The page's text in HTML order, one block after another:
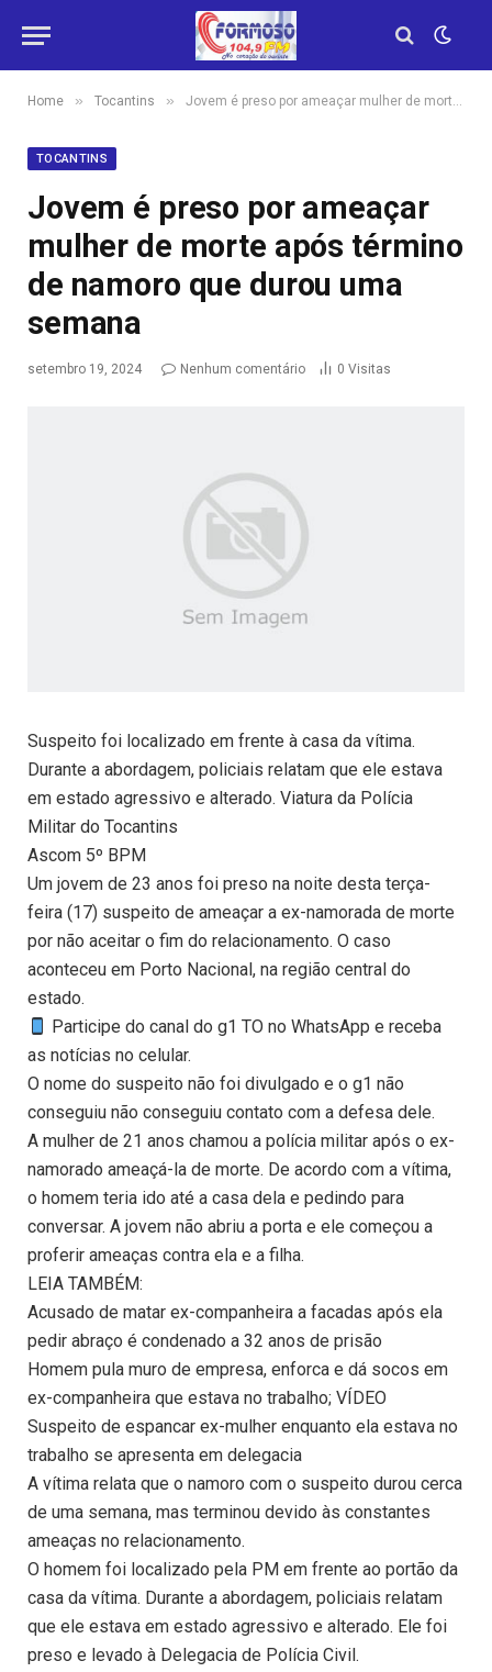
Home » Tocantins » Jovem é preso por ameaçar mulher de morte após término de namoro que durou uma semana
TOCANTINS
Jovem é preso por ameaçar
mulher de morte após término
de namoro que durou uma
semana
setembro 19, 2024 Nenhum comentário 0 Visitas
Suspeito foi localizado em frente à casa da vítima.
Durante a abordagem, policiais relatam que ele estava
em estado agressivo e alterado. Viatura da Polícia
Militar do Tocantins
Ascom 5º BPM
Um jovem de 23 anos foi preso na noite desta terça-
feira (17) suspeito de ameaçar a ex-namorada de morte
por não aceitar o fim do relacionamento. O caso
aconteceu em Porto Nacional, na região central do
estado.
Participe do canal do g1 TO no WhatsApp e receba
as notícias no celular.
O nome do suspeito não foi divulgado e o g1 não
conseguiu não conseguiu contato com a defesa dele.
A mulher de 21 anos chamou a polícia militar após o ex-
namorado ameaçá-la de morte. De acordo com a vítima,
o homem teria ido até a casa dela e pedindo para
conversar. A jovem não abriu a porta e ele começou a
proferir ameaças contra ela e a filha.
LEIA TAMBÉM:
Acusado de matar ex-companheira a facadas após ela
pedir abraço é condenado a 32 anos de prisão
Homem pula muro de empresa, enforca e dá socos em
ex-companheira que estava no trabalho; VÍDEO
Suspeito de espancar ex-mulher enquanto ela estava no
trabalho se apresenta em delegacia
A vítima relata que o namoro com o suspeito durou cerca
de uma semana, mas terminou devido às constantes
ameaças no relacionamento.
O homem foi localizado pela PM em frente ao portão da
casa da vítima. Durante a abordagem, policiais relatam
que ele estava em estado agressivo e alterado. Ele foi
preso e levado à Delegacia de Polícia Civil.